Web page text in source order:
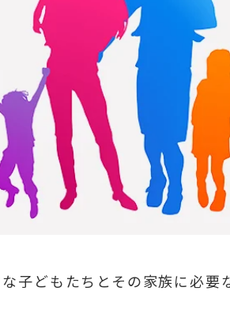
子どもたちとその家族に必要